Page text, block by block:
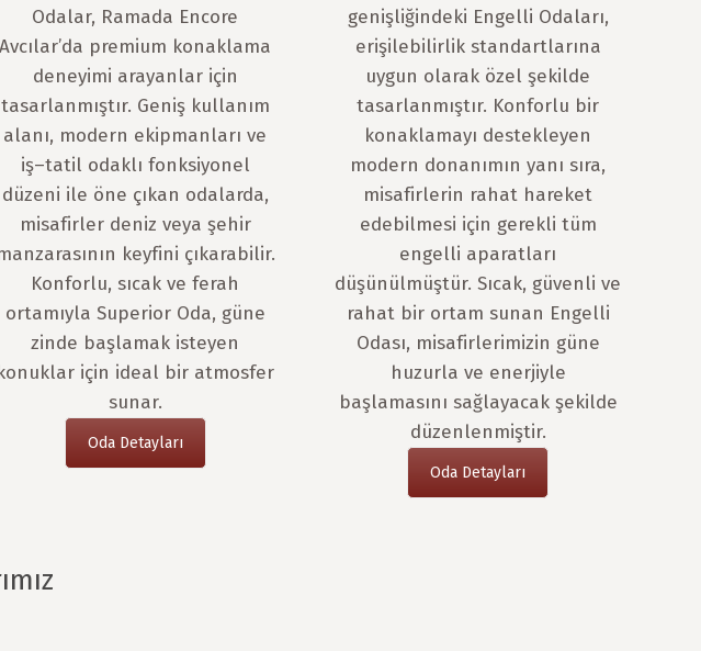
Odalar, Ramada Encore
Avcılar’da premium konaklama
deneyimi arayanlar için
tasarlanmıştır. Geniş kullanım
alanı, modern ekipmanları ve
iş–tatil odaklı fonksiyonel
düzeni ile öne çıkan odalarda,
misafirler deniz veya şehir
keyfini çıkarabilir.
Konforlu, sıcak ve ferah
ortamıyla Superior Oda, güne
zinde başlamak isteyen
için ideal bir atmosfer
sunar.
Oda Detayları
genişliğindeki Engelli Odaları,
erişilebilirlik standartlarına
uygun olarak özel şekilde
tasarlanmıştır. Konforlu bir
konaklamayı destekleyen
modern donanımın yanı sıra,
misafirlerin rahat hareket
edebilmesi için gerekli tüm
engelli aparatları
düşünülmüştür. Sıcak, güvenli ve
rahat bir ortam sunan Engelli
Odası, misafirlerimizin güne
huzurla ve enerjiyle
başlamasını sağlayacak şekilde
düzenlenmiştir.
Oda Detayları